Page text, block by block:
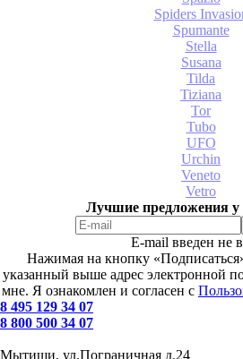
Spiders
Spumante
Stella
Susana
Tilda
Tiziana
Tor
Tubo
UFO
Urchin
Veneto
Vetro
Лучшие предложения у
E-mail введен не
Нажимая на кнопку
указанный выше адрес электронной
мне. Я ознакомлен и согласен с
8 495 129 34 07
8 800 500 34 07
Мытищи, ул.Пограничная д.24